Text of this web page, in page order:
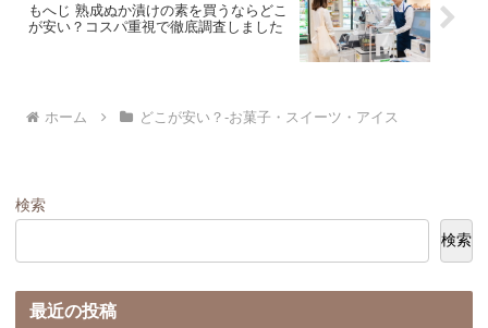
もへじ 熟成ぬか漬けの素を買うならどこ
が安い？コスパ重視で徹底調査しました
ホーム どこが安い？-お菓子・スイーツ・アイス
検索
検索
最近の投稿